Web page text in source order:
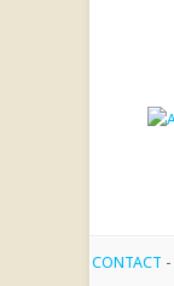
CONTACT -